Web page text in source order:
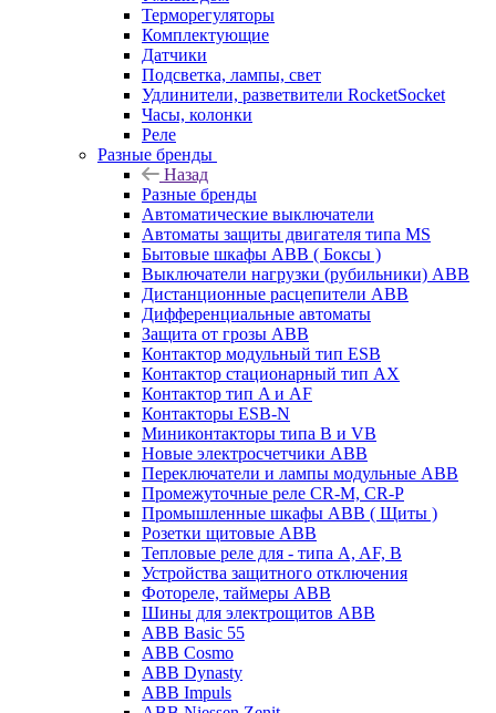
Терморегуляторы
Комплектующие
Датчики
Подсветка, лампы, свет
Удлинители, разветвители RocketSocket
Часы, колонки
Реле
Разные бренды
Назад
Разные бренды
Автоматические выключатели
Автоматы защиты двигателя типа MS
Бытовые шкафы ABB ( Боксы )
Выключатели нагрузки (рубильники) ABB
Дистанционные расцепители ABB
Дифференциальные автоматы
Защита от грозы ABB
Контактор модульный тип ESB
Контактор стационарный тип AX
Контактор тип A и AF
Контакторы ESB-N
Миниконтакторы типа B и VB
Новые электросчетчики ABB
Переключатели и лампы модульные ABB
Промежуточные реле CR-M, CR-P
Промышленные шкафы ABB ( Щиты )
Розетки щитовые ABB
Тепловые реле для - типа A, AF, B
Устройства защитного отключения
Фотореле, таймеры ABB
Шины для электрощитов АВВ
ABB Basic 55
ABB Cosmo
ABB Dynasty
ABB Impuls